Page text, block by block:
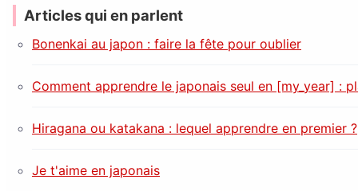
Articles qui en parlent
Bonenkai au japon : faire la fête pour oublier
Comment apprendre le japonais seul en [my_year] :
Hiragana ou katakana : lequel apprendre en premier ?
Je t'aime en japonais